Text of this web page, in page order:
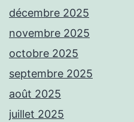
décembre 2025
novembre 2025
octobre 2025
septembre 2025
août 2025
juillet 2025